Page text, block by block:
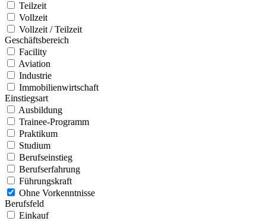
Teilzeit
Vollzeit
Vollzeit / Teilzeit
Geschäftsbereich
Facility
Aviation
Industrie
Immobilienwirtschaft
Einstiegsart
Ausbildung
Trainee-Programm
Praktikum
Studium
Berufseinstieg
Berufserfahrung
Führungskraft
Ohne Vorkenntnisse
Berufsfeld
Einkauf